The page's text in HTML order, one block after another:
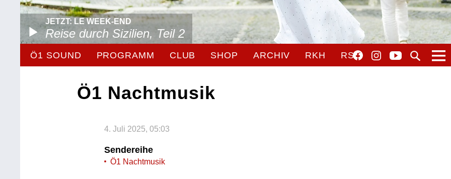
JETZT: LE WEEK-END
Reise durch Sizilien, Teil 2
Ö1 SOUND PROGRAMM CLUB SHOP ARCHIV RKH RSO
Ö1 Nachtmusik
4. Juli 2025, 05:03
Sendereihe
Ö1 Nachtmusik